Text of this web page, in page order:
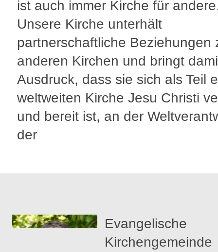
ist auch immer Kirche für
Unsere Kirche unterhält
partnerschaftliche Beziehungen
anderen Kirchen und bringt
Ausdruck, dass sie sich als Teil
weltweiten Kirche Jesu Christi
und bereit ist, an der
der
Evangelische
Kirchengemeinde